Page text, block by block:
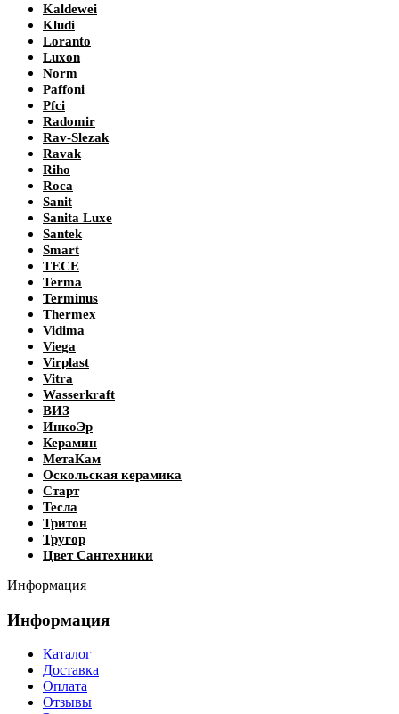
Kaldewei
Kludi
Loranto
Luxon
Norm
Paffoni
Pfci
Radomir
Rav-Slezak
Ravak
Riho
Roca
Sanit
Sanita Luxe
Santek
Smart
TECE
Terma
Terminus
Thermex
Vidima
Viega
Virplast
Vitra
Wasserkraft
ВИЗ
ИнкоЭр
Керамин
МетаКам
Оскольская керамика
Старт
Тесла
Тритон
Тругор
Цвет Сантехники
Информация
Информация
Каталог
Доставка
Оплата
Отзывы